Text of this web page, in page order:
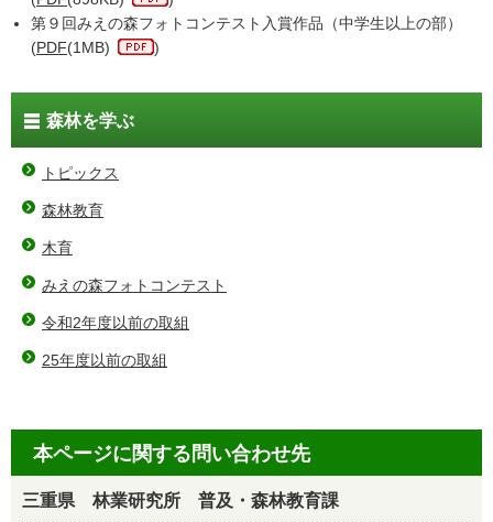
第９回みえの森フォトコンテスト入賞作品（中学生以上の部）
(PDF(1MB) )
森林を学ぶ
トピックス
森林教育
木育
みえの森フォトコンテスト
令和2年度以前の取組
25年度以前の取組
本ページに関する問い合わせ先
三重県 林業研究所 普及・森林教育課